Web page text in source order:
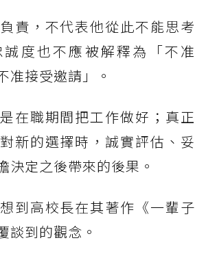
責，不代表他從此不能思考
度也不應被解釋為「不准
准接受邀請」。
在職期間把工作做好；真正
新的選擇時，誠實評估、妥
決定之後帶來的後果。
到高校長在其著作《一輩子
談到的觀念。